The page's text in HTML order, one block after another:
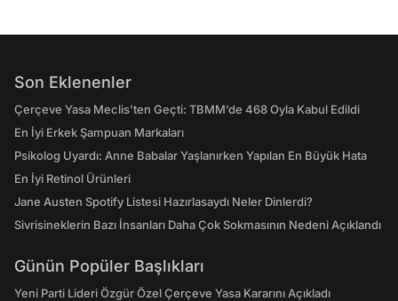
Son Eklenenler
Çerçeve Yasa Meclis’ten Geçti: TBMM’de 468 Oyla Kabul Edildi
En İyi Erkek Şampuan Markaları
Psikolog Uyardı: Anne Babalar Yaşlanırken Yapılan En Büyük Hata
En İyi Retinol Ürünleri
Jane Austen Spotify Listesi Hazırlasaydı Neler Dinlerdi?
Sivrisineklerin Bazı İnsanları Daha Çok Sokmasının Nedeni Açıklandı
Günün Popüler Başlıkları
Yeni Parti Lideri Özgür Özel Çerçeve Yasa Kararını Açıkladı